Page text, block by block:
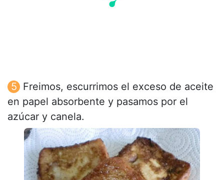
Freimos, escurrimos el exceso de aceite
en papel absorbente y pasamos por el
azúcar y canela.